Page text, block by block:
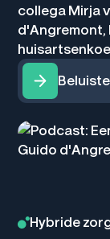
collega Mirja
d'Angremont,
Hybride